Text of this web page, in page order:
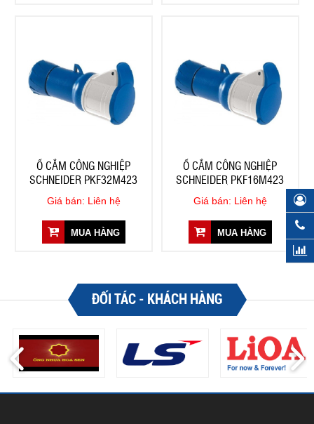
Ổ CẮM CÔNG NGHIỆP
SCHNEIDER PKF32M423
Giá bán: Liên hệ
MUA HÀNG
Ổ CẮM CÔNG NGHIỆP
SCHNEIDER PKF16M423
Giá bán: Liên hệ
MUA HÀNG
ĐỐI TÁC - KHÁCH HÀNG